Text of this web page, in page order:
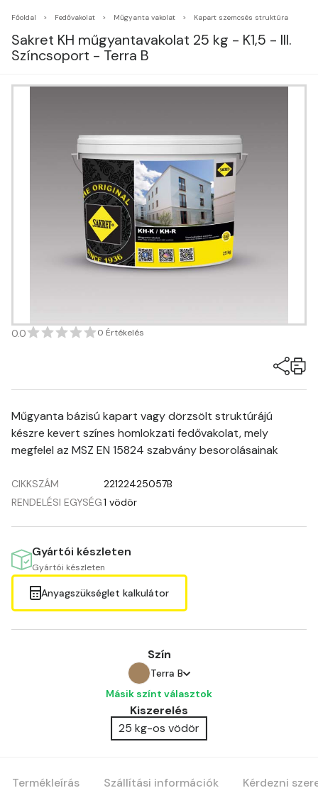
Főoldal Fedővakolat Műgyanta vakolat Kapart szemcsés struktúra
Sakret KH műgyantavakolat 25 kg - K1,5 - III.
Színcsoport - Terra B
0.0 0 Értékelés
Műgyanta bázisú kapart vagy dörzsölt struktúrájú
készre kevert színes homlokzati fedővakolat, mely
megfelel az MSZ EN 15824 szabvány besorolásainak
CIKKSZÁM
22122425057B
RENDELÉSI EGYSÉG1 vödör
Gyártói készleten
Gyártói készleten
Anyagszükséglet kalkulátor
Szín
Terra B
Anticred A
Antimony A
Másik színt választok
Kiszerelés
25 kg-os vödör
Termékleírás Szállítási információk Kérdezni